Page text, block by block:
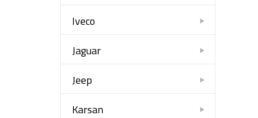
Iveco
Jaguar
Jeep
Karsan